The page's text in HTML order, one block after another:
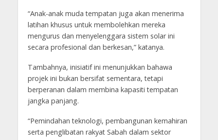
“Anak-anak muda tempatan juga akan menerima
latihan khusus untuk membolehkan mereka
mengurus dan menyelenggara sistem solar ini
secara profesional dan berkesan,” katanya.
Tambahnya, inisiatif ini menunjukkan bahawa
projek ini bukan bersifat sementara, tetapi
berperanan dalam membina kapasiti tempatan
jangka panjang.
“Pemindahan teknologi, pembangunan kemahiran
serta penglibatan rakyat Sabah dalam sektor